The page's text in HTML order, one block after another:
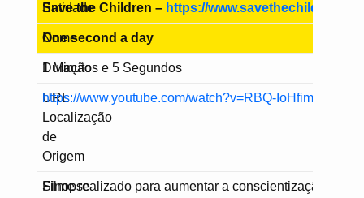
Entidade
Save the Children – https://www.savethechildren.org
Nome
One second a day
Duração
1 Minutos e 5 Segundos
URL
Localização
de
Origem
https://www.youtube.com/watch?v=RBQ-IoHfimQ
Sinopse
Filme realizado para aumentar a conscientização sobre